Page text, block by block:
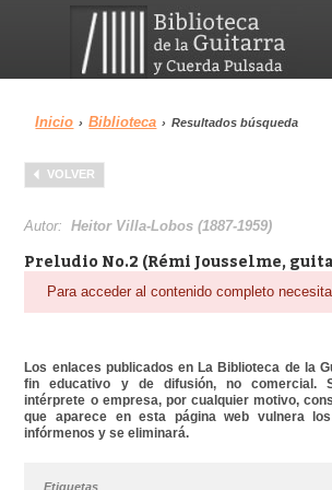
Menu
Biblioteca
Inicio › Biblioteca › Resultados búsqueda
VOLVER
Autor:Heitor Villa-Lobos (1887-1959)
Preludio No.2 (Rémi Jousselme,
Para acceder al contenido completo
Los enlaces publicados en La Biblioteca de la
fin educativo y de difusión, no comercial.
intérprete o empresa, por cualquier motivo,
que aparece en esta página web vulnera
infórmenos y se eliminará.
Etiquetas